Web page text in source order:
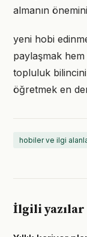
almanın
yeni hobi
paylaşmak
topluluk
öğretmek en
hobiler ve ilgi
İlgili yazılar